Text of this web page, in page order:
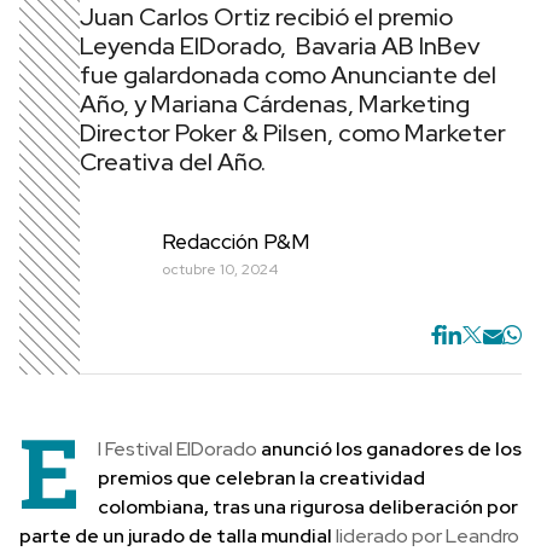
Juan Carlos Ortiz recibió el premio
Leyenda ElDorado, Bavaria AB InBev
fue galardonada como Anunciante del
Año, y Mariana Cárdenas, Marketing
Director Poker & Pilsen, como Marketer
Creativa del Año.
Redacción P&M
octubre 10, 2024
E l Festival ElDorado anunció los ganadores de los
premios que celebran la creatividad
colombiana, tras una rigurosa deliberación por
parte de un jurado de talla mundialliderado por Leandro